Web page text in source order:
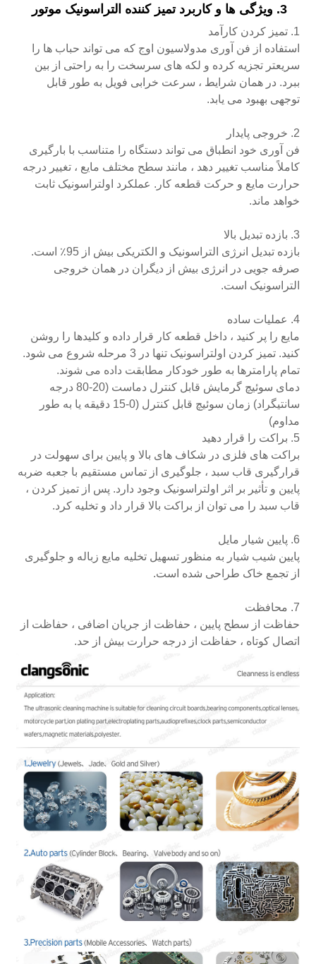
3. ویژگی ها و کاربرد تمیز کننده التراسونیک موتور
1. تمیز کردن کارآمد
استفاده از فن آوری مدولاسیون اوج که می تواند حباب ها را
سریعتر تجزیه کرده و لکه های سرسخت را به راحتی از بین
ببرد. در همان شرایط ، سرعت خرابی فویل به طور قابل
توجهی بهبود می یابد.
2. خروجی پایدار
فن آوری خود انطباق می تواند دستگاه را متناسب با بارگیری
کاملاً مناسب تغییر دهد ، مانند سطح مختلف مایع ، تغییر درجه
حرارت مایع و حرکت قطعه کار. عملکرد اولتراسونیک ثابت
خواهد ماند.
3. بازده تبدیل بالا
بازده تبدیل انرژی التراسونیک و الکتریکی بیش از 95٪ است.
صرفه جویی در انرژی بیش از دیگران در همان خروجی
التراسونیک است.
4. عملیات ساده
مایع را پر کنید ، داخل قطعه کار قرار داده و کلیدها را روشن
کنید. تمیز کردن اولتراسونیک تنها در 3 مرحله شروع می شود.
تمام پارامترها به طور خودکار مطابقت داده می شوند.
دمای سوئیچ گرمایش قابل کنترل دماست (20-80 درجه
سانتیگراد) زمان سوئیچ قابل کنترل (0-15 دقیقه یا به طور
مداوم)
5. براکت را قرار دهید
براکت های فلزی در شکاف های بالا و پایین برای سهولت در
قرارگیری قاب سبد ، جلوگیری از تماس مستقیم با جعبه ضربه
پایین و تأثیر بر اثر اولتراسونیک وجود دارد. پس از تمیز کردن ،
قاب سبد را می توان از براکت بالا قرار داد و تخلیه کرد.
6. پایین شیار مایل
پایین شیب شیار به منظور تسهیل تخلیه مایع زباله و جلوگیری
از تجمع خاک طراحی شده است.
7. محافظت
حفاظت از سطح پایین ، حفاظت از جریان اضافی ، حفاظت از
اتصال کوتاه ، حفاظت از درجه حرارت بیش از حد.